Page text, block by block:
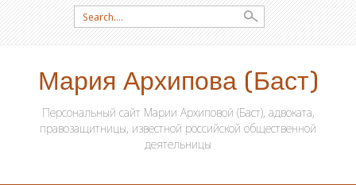
Search for:
Мария Архипова (Баст)
Персональный сайт Марии Архиповой (Баст), адвоката,
правозащитницы, известной российской общественной
деятельницы